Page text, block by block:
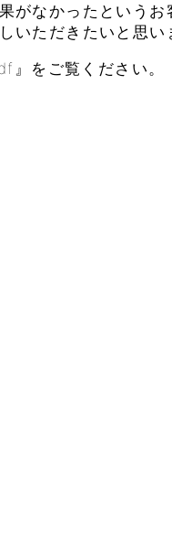
がなかったという
いただきたいと思い
』をご覧ください。